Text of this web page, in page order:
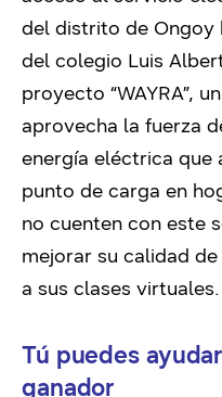
del distrito de Ongoy
del colegio Luis
proyecto “WAYRA”,
aprovecha la fuerza
energía eléctrica que
punto de carga en
no cuenten con este
mejorar su calidad
a sus clases virtuales.
Tú puedes
ganador